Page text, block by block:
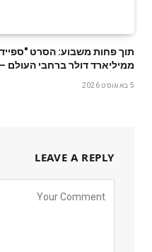
תוך פחות משבוע: הסרט
ממיליארד דולר ברחבי העולם
5 באוגוסט 2026
LEAVE A REPLY